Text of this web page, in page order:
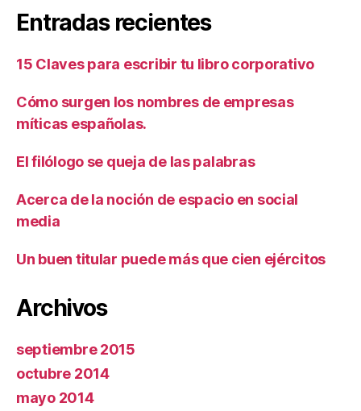
Entradas recientes
15 Claves para escribir tu libro corporativo
Cómo surgen los nombres de empresas
míticas españolas.
El filólogo se queja de las palabras
Acerca de la noción de espacio en social
media
Un buen titular puede más que cien ejércitos
Archivos
septiembre 2015
octubre 2014
mayo 2014